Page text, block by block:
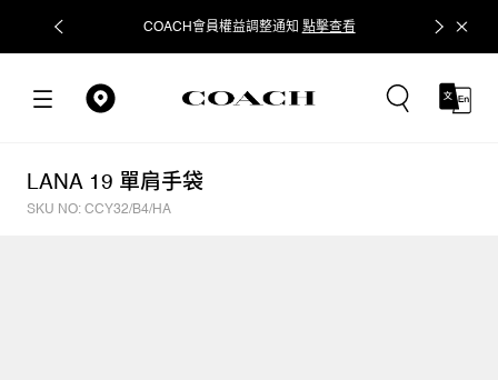
COACH會員權益調整通知 點擊查看 立即追蹤
LANA 19 單肩手袋
SKU NO: CCY32/B4/HA